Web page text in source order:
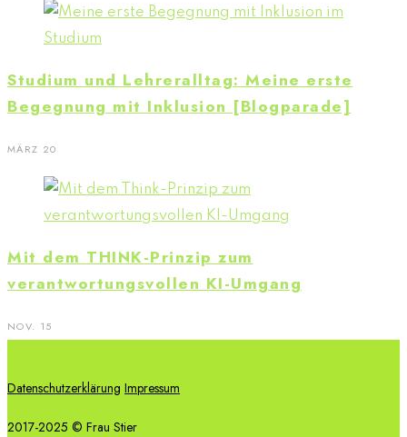
Studium und Lehreralltag: Meine erste
Begegnung mit Inklusion [Blogparade]
MÄRZ 20
Mit dem THINK-Prinzip zum
verantwortungsvollen KI-Umgang
NOV. 15
Datenschutzerklärung Impressum
2017-2025 © Frau Stier